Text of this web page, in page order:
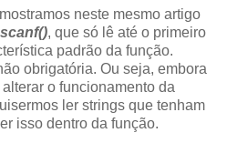
neste mesmo artigo
scanf(), que só lê até o primeiro
padrão da função.
obrigatória. Ou seja, embora
o funcionamento da
ler strings que tenham
isso dentro da função.